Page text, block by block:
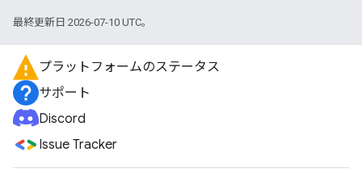
最終更新日 2026-07-10 UTC。
プラットフォームのステータス
サポート
Discord
Issue Tracker